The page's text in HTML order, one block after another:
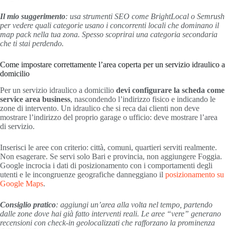
Il mio suggerimento: usa strumenti SEO come BrightLocal o Semrush
per vedere quali categorie usano i concorrenti locali che dominano il
map pack nella tua zona. Spesso scoprirai una categoria secondaria
che ti stai perdendo.
Come impostare correttamente l’area coperta per un servizio idraulico a
domicilio
Per un servizio idraulico a domicilio devi configurare la scheda come
service area business, nascondendo l’indirizzo fisico e indicando le
zone di intervento. Un idraulico che si reca dai clienti non deve
mostrare l’indirizzo del proprio garage o ufficio: deve mostrare l’area
di servizio.
Inserisci le aree con criterio: città, comuni, quartieri serviti realmente.
Non esagerare. Se servi solo Bari e provincia, non aggiungere Foggia.
Google incrocia i dati di posizionamento con i comportamenti degli
utenti e le incongruenze geografiche danneggiano il posizionamento su
Google Maps.
Consiglio pratico: aggiungi un’area alla volta nel tempo, partendo
dalle zone dove hai già fatto interventi reali. Le aree “vere” generano
recensioni con check-in geolocalizzati che rafforzano la prominenza